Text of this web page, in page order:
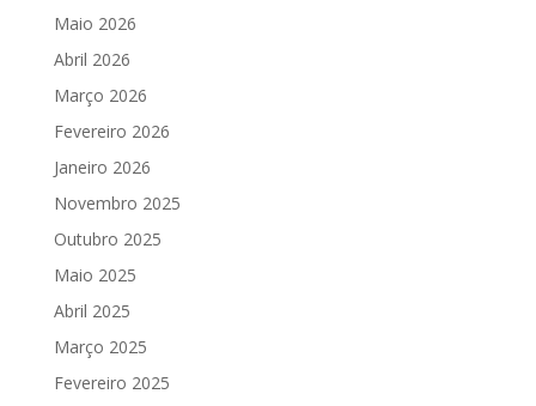
Maio 2026
Abril 2026
Março 2026
Fevereiro 2026
Janeiro 2026
Novembro 2025
Outubro 2025
Maio 2025
Abril 2025
Março 2025
Fevereiro 2025